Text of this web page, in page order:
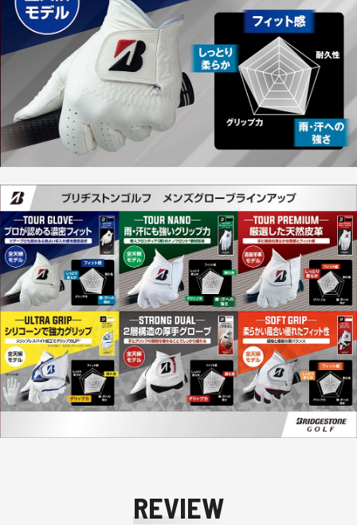
REVIEW